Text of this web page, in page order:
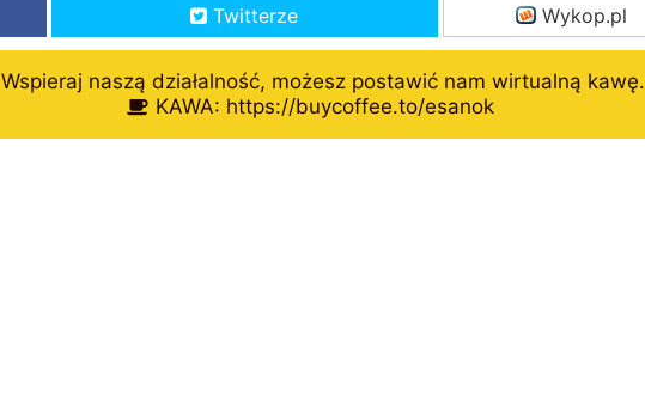
Twitterze Wykop.pl
Wspieraj naszą działalność, możesz postawić nam wirtualną kawę.
KAWA: https://buycoffee.to/esanok